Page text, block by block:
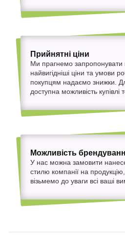
Прийнятні ціни
Ми прагнемо запропонувати
найвигідніші ціни та умови
покупцям надаємо знижки.
доступна можливість купівлі
Можливість
У нас можна замовити
стилю компанії на
візьмемо до уваги всі ваші